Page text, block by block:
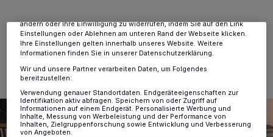
18.12.2018 , 14:43 Uhr 2 Minuten Lesezeit
ändern oder Ihre Einwilligung zu widerrufen, indem Sie auf den Link
Einstellungen oder Ablehnen am unteren Rand der Webseite klicken.
Ihre Einstellungen gelten innerhalb unseres Website. Weitere
Informationen finden Sie in unserer Datenschutzerklärung.
Wir und unsere Partner verarbeiten Daten, um Folgendes
bereitzustellen:
Verwendung genauer Standortdaten. Endgeräteeigenschaften zur
Identifikation aktiv abfragen. Speichern von oder Zugriff auf
Informationen auf einem Endgerät. Personalisierte Werbung und
Inhalte, Messung von Werbeleistung und der Performance von
Inhalten, Zielgruppenforschung sowie Entwicklung und Verbesserung
von Angeboten.